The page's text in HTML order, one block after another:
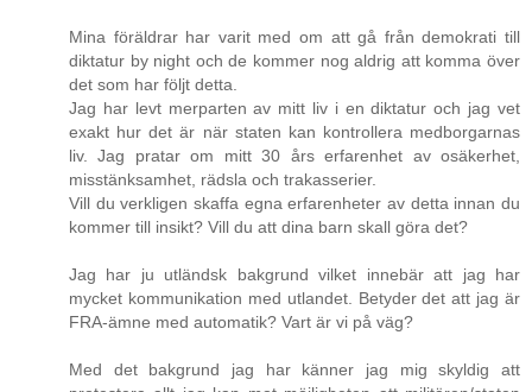
Mina föräldrar har varit med om att gå från demokrati till
diktatur by night och de kommer nog aldrig att komma över
det som har följt detta.
Jag har levt merparten av mitt liv i en diktatur och jag vet
exakt hur det är när staten kan kontrollera medborgarnas
liv. Jag pratar om mitt 30 års erfarenhet av osäkerhet,
misstänksamhet, rädsla och trakasserier.
Vill du verkligen skaffa egna erfarenheter av detta innan du
kommer till insikt? Vill du att dina barn skall göra det?
Jag har ju utländsk bakgrund vilket innebär att jag har
mycket kommunikation med utlandet. Betyder det att jag är
FRA-ämne med automatik? Vart är vi på väg?
Med det bakgrund jag har känner jag mig skyldig att